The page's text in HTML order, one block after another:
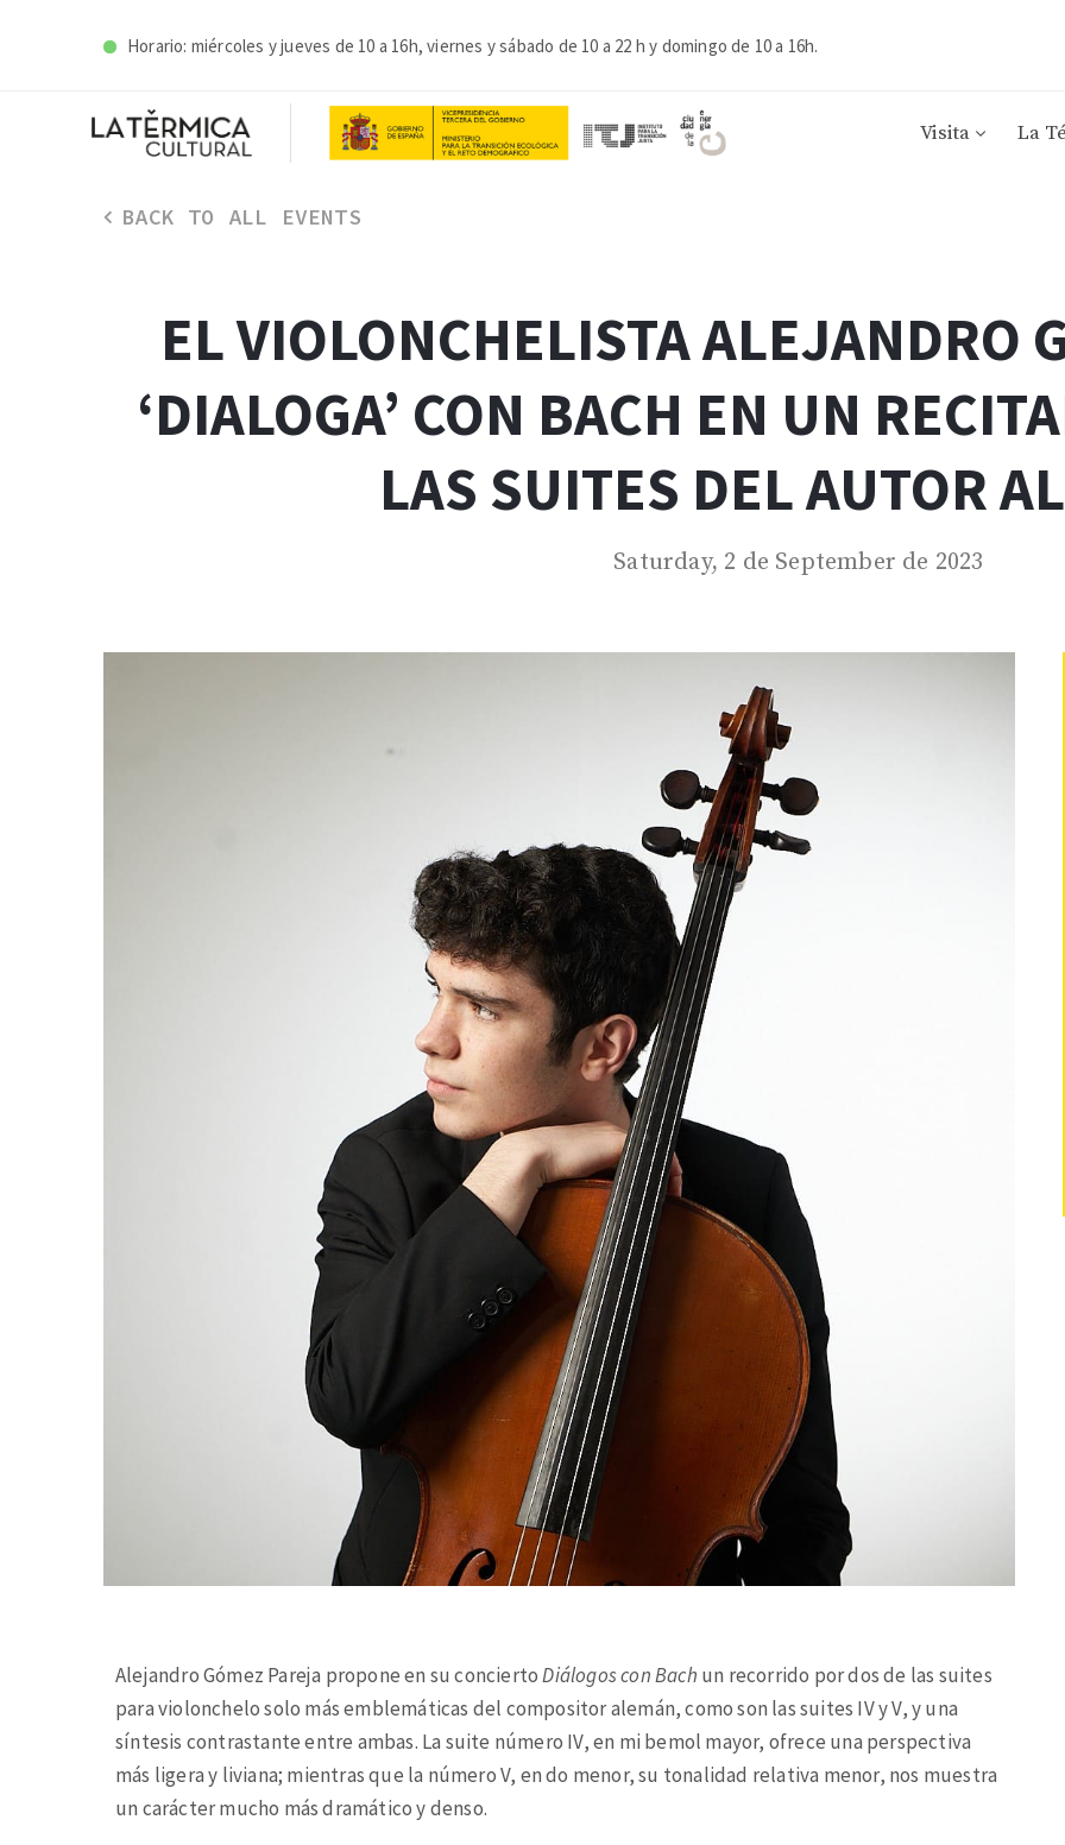
Horario: miércoles y jueves de 10 a 16h, viernes y sábado de 10 a 22 h y domingo de 10 a 16h.
Visita La
BACK TO ALL EVENTS
EL VIOLONCHELISTA ALEJANDRO
‘DIALOGA’ CON BACH EN UN
LAS SUITES DEL AUTOR
Saturday, 2 de September de 2023
Alejandro Gómez Pareja propone en su conciertoDiálogos con Bach un recorrido por dos de las suites
para violonchelo solo más emblemáticas del compositor alemán, como son las suites IV y V, y una
síntesis contrastante entre ambas. La suite número IV, en mi bemol mayor, ofrece una perspectiva
más ligera y liviana; mientras que la número V, en do menor, su tonalidad relativa menor, nos muestra
un carácter mucho más dramático y denso.